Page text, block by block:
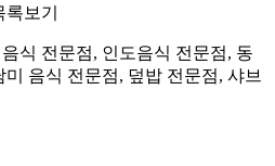
록보기
식 전문점, 인도음식 전문점, 동
음식 전문점, 덮밥 전문점, 샤브